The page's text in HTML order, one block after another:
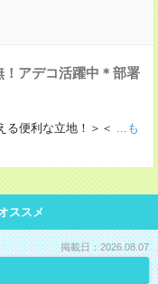
アデコ活躍中＊部署
る便利な立地！＞＜ ...も
ススメ
掲載日：2026.08.07